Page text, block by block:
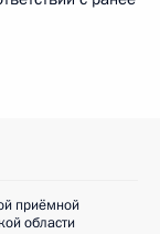
приёмной
области